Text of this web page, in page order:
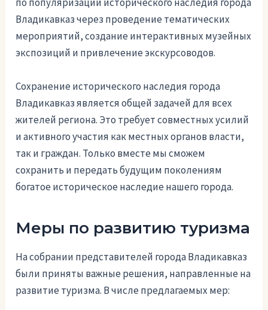
по популяризации исторического наследия города
Владикавказ через проведение тематических
мероприятий, создание интерактивных музейных
экспозиций и привлечение экскурсоводов.
Сохранение исторического наследия города
Владикавказ является общей задачей для всех
жителей региона. Это требует совместных усилий
и активного участия как местных органов власти,
так и граждан. Только вместе мы сможем
сохранить и передать будущим поколениям
богатое историческое наследие нашего города.
Меры по развитию туризма
На собрании представителей города Владикавказ
были приняты важные решения, направленные на
развитие туризма. В числе предлагаемых мер: